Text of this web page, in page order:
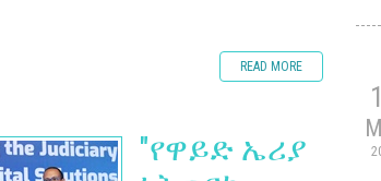
READ MORE
"የዋይድ ኤሪያ